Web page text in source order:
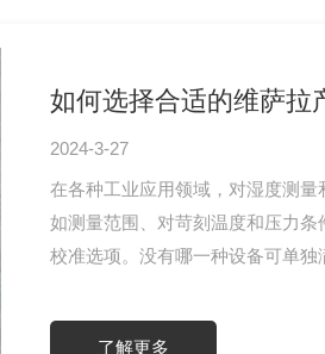
如何选择合适的维萨拉
2024-3-27
在各种工业应用领域，对湿度测
如测量范围、对苛刻温度和压力
校准选项。没有哪一种设备可单
90%RH时，2°C的温差就可能导
了解更多